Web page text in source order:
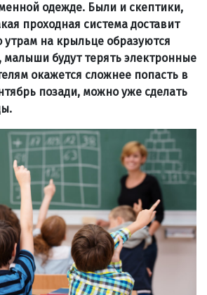
одежде. Были и скептики,
проходная система доставит
утрам на крыльце образуются
малыши будут терять электронные
окажется сложнее попасть в
позади, можно уже сделать